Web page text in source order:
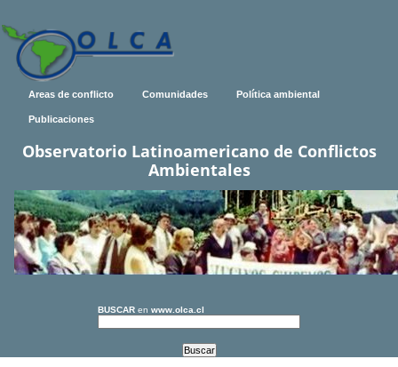
Areas de conflicto Comunidades Política ambiental
Publicaciones
Observatorio Latinoamericano de Conflictos
Ambientales
BUSCAR en www.olca.cl